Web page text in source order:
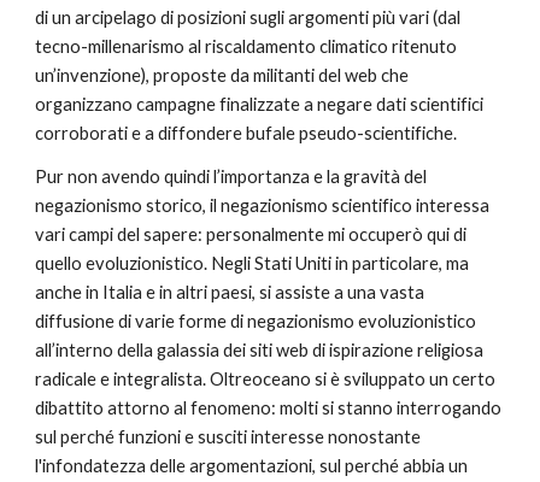
di un arcipelago di posizioni sugli argomenti più vari (dal
tecno-millenarismo al riscaldamento climatico ritenuto
un’invenzione), proposte da militanti del web che
organizzano campagne finalizzate a negare dati scientifici
corroborati e a diffondere bufale pseudo-scientifiche.
Pur non avendo quindi l’importanza e la gravità del
negazionismo storico, il negazionismo scientifico interessa
vari campi del sapere: personalmente mi occuperò qui di
quello evoluzionistico. Negli Stati Uniti in particolare, ma
anche in Italia e in altri paesi, si assiste a una vasta
diffusione di varie forme di negazionismo evoluzionistico
all’interno della galassia dei siti web di ispirazione religiosa
radicale e integralista. Oltreoceano si è sviluppato un certo
dibattito attorno al fenomeno: molti si stanno interrogando
sul perché funzioni e susciti interesse nonostante
l'infondatezza delle argomentazioni, sul perché abbia un